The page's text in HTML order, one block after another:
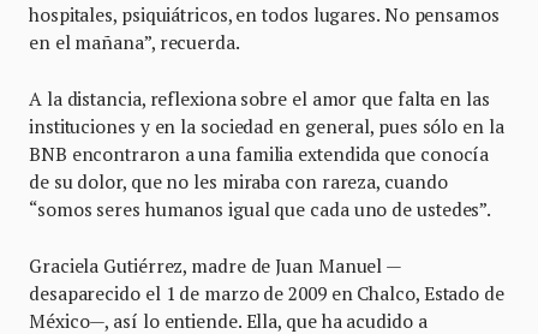
hospitales, psiquiátricos, en todos lugares. No pensamos
en el mañana”, recuerda.
A la distancia, reflexiona sobre el amor que falta en las
instituciones y en la sociedad en general, pues sólo en la
BNB encontraron a una familia extendida que conocía
de su dolor, que no les miraba con rareza, cuando
“somos seres humanos igual que cada uno de ustedes”.
Graciela Gutiérrez, madre de Juan Manuel —
desaparecido el 1 de marzo de 2009 en Chalco, Estado de
México—, así lo entiende. Ella, que ha acudido a